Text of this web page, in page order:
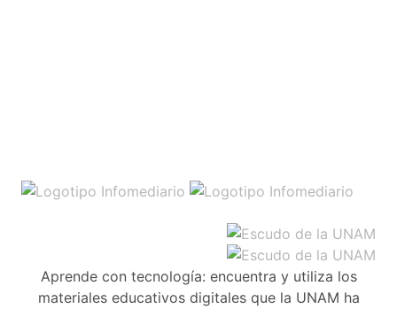
Aprende con tecnología: encuentra y utiliza los
materiales educativos digitales que la UNAM ha